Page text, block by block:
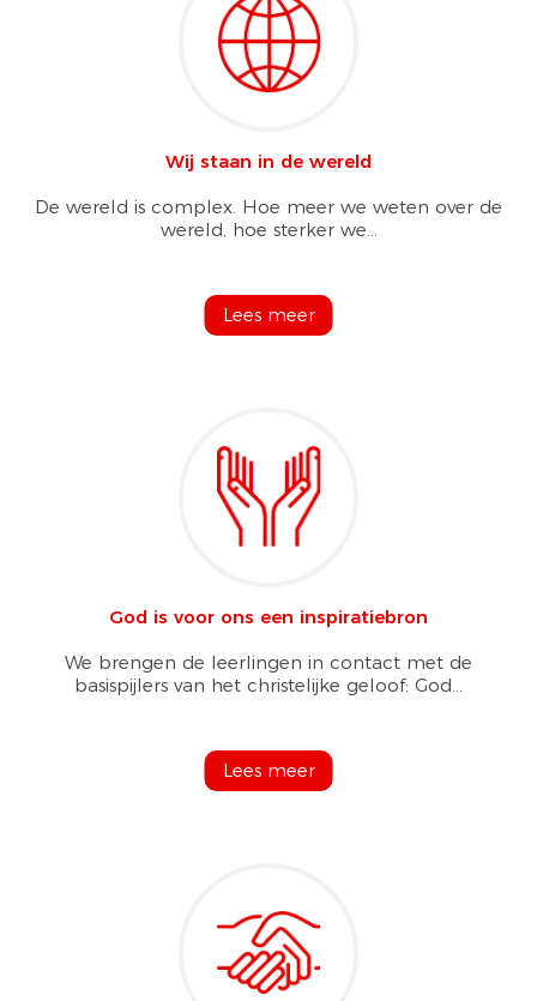
Wij staan in de wereld
De wereld is complex. Hoe meer we weten over de
wereld, hoe sterker we...
Lees meer
God is voor ons een inspiratiebron
We brengen de leerlingen in contact met de
basispijlers van het christelijke geloof: God...
Lees meer